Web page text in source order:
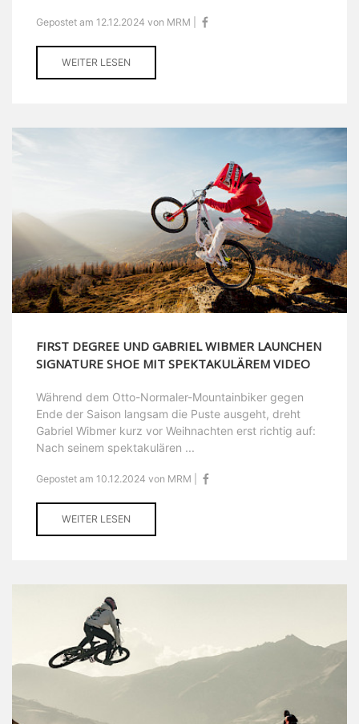
Gepostet am 12.12.2024 von MRM |
WEITER LESEN
FIRST DEGREE UND GABRIEL WIBMER LAUNCHEN
SIGNATURE SHOE MIT SPEKTAKULÄREM VIDEO
Während dem Otto-Normaler-Mountainbiker gegen
Ende der Saison langsam die Puste ausgeht, dreht
Gabriel Wibmer kurz vor Weihnachten erst richtig auf:
Nach seinem spektakulären ...
Gepostet am 10.12.2024 von MRM |
WEITER LESEN